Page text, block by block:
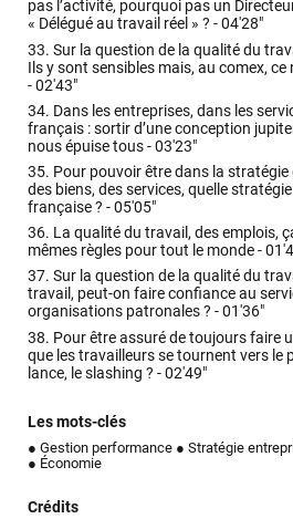
pas l’activité, pourquoi pas un
« Délégué au travail réel » ? -04'28"
33. Sur la question de la qualité du
Ils y sont sensibles mais, au comex, ce
-02'43"
34. Dans les entreprises, dans les
français : sortir d’une conception
nous épuise tous -03'23"
35. Pour pouvoir être dans la
des biens, des services, quelle
française ? -05'05"
36. La qualité du travail, des emplois,
mêmes règles pour tout le monde -
37. Sur la question de la qualité du
travail, peut-on faire confiance au
organisations patronales ? -01'36"
38. Pour être assuré de toujours faire
que les travailleurs se tournent vers le
lance, le slashing ? -02'49"
Les mots-clés
● Gestion performance ● Stratégie
● Économie
Crédits